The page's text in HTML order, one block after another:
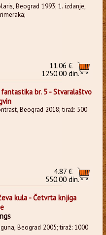
Beograd 1993; 1. izdanje,
11.06 €
1250.00 din.
br. 5 - Stvaralaštvo
Beograd 2018; tiraž: 500
4.87 €
550.00 din.
kula - Četvrta knjiga
Beograd 2005; tiraž: 1000